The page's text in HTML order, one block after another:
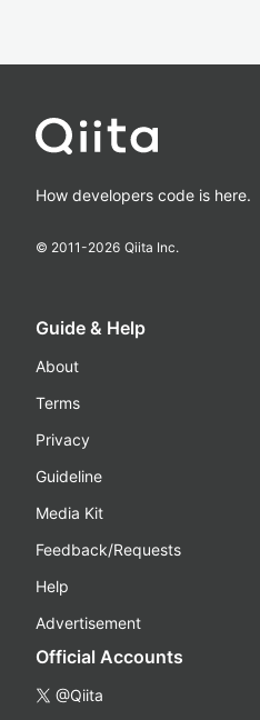
How developers code is here.
© 2011-2026 Qiita Inc.
Guide & Help
About
Terms
Privacy
Guideline
Media Kit
Feedback/Requests
Help
Advertisement
Official Accounts
@Qiita